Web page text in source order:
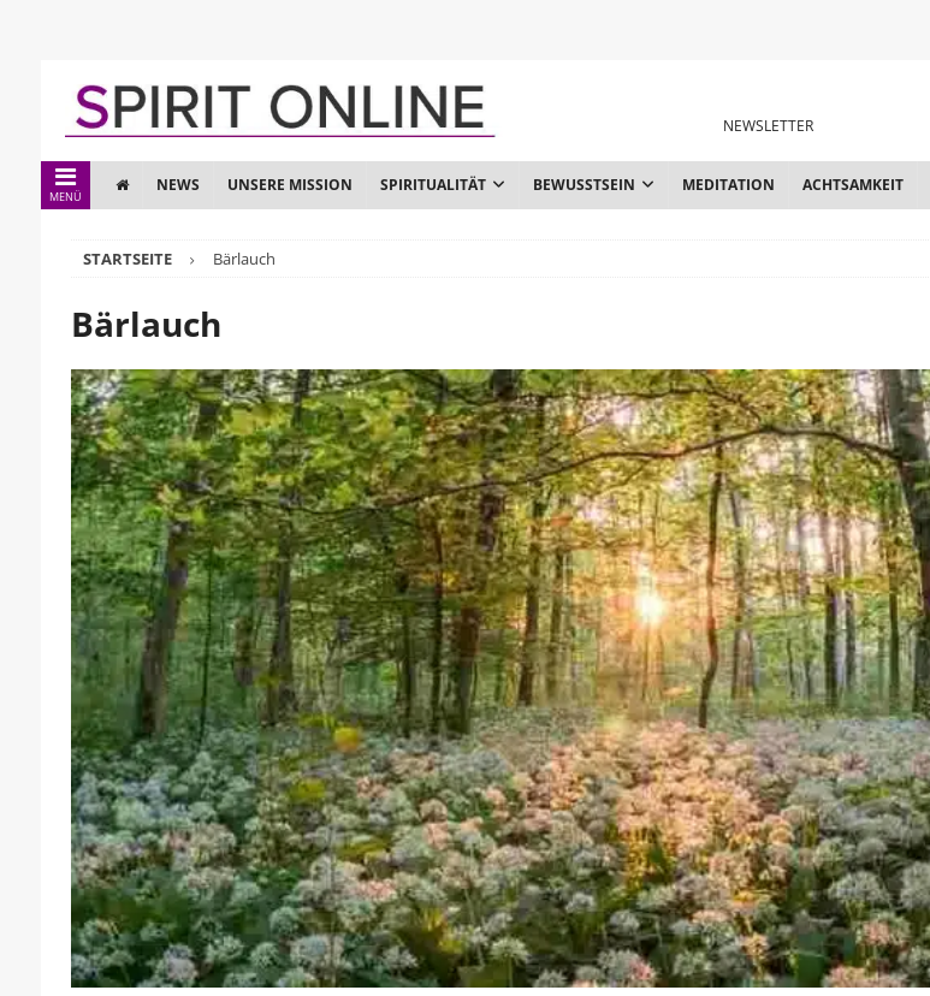
NEWSLETTER
MENÜ
NEWS UNSERE MISSION SPIRITUALITÄT BEWUSSTSEIN MEDITATION ACHTSAMKEIT
STARTSEITE Bärlauch
Bärlauch